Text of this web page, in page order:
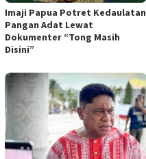
Imaji Papua Potret Kedaulatan
Pangan Adat Lewat
Dokumenter “Tong Masih
Disini”